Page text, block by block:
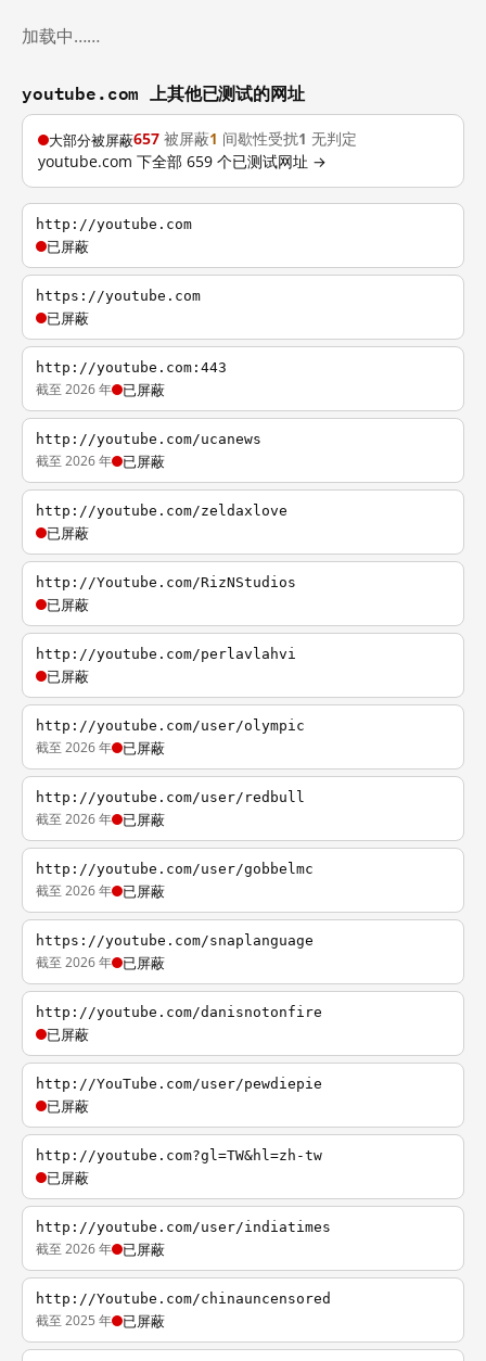
加载中……
youtube.com 上其他已测试的网址
大部分被屏蔽657 被屏蔽1 间歇性受扰1 无判定
youtube.com 下全部 659 个已测试网址 →
http://youtube.com
已屏蔽
https://youtube.com
已屏蔽
http://youtube.com:443
截至 2026 年 已屏蔽
http://youtube.com/ucanews
截至 2026 年 已屏蔽
http://youtube.com/zeldaxlove
已屏蔽
http://Youtube.com/RizNStudios
已屏蔽
http://youtube.com/perlavlahvi
已屏蔽
http://youtube.com/user/olympic
截至 2026 年 已屏蔽
http://youtube.com/user/redbull
截至 2026 年 已屏蔽
http://youtube.com/user/gobbelmc
截至 2026 年 已屏蔽
https://youtube.com/snaplanguage
截至 2026 年 已屏蔽
http://youtube.com/danisnotonfire
已屏蔽
http://YouTube.com/user/pewdiepie
已屏蔽
http://youtube.com?gl=TW&hl=zh-tw
已屏蔽
http://youtube.com/user/indiatimes
截至 2026 年 已屏蔽
http://Youtube.com/chinauncensored
截至 2025 年 已屏蔽